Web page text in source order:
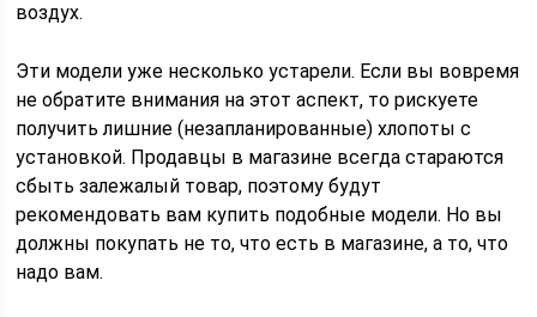
воздух.
Эти модели уже несколько устарели. Если вы вовремя
не обратите внимания на этот аспект, то рискуете
получить лишние (незапланированные) хлопоты с
установкой. Продавцы в магазине всегда стараются
сбыть залежалый товар, поэтому будут
рекомендовать вам купить подобные модели. Но вы
должны покупать не то, что есть в магазине, а то, что
надо вам.